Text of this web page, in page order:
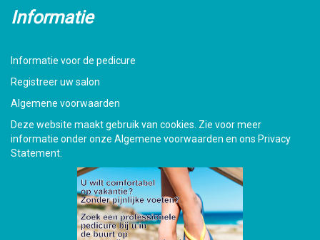
Informatie
Informatie voor de pedicure
Registreer uw salon
Algemene voorwaarden
Deze website maakt gebruik van cookies. Zie voor meer
informatie onder onze Algemene voorwaarden en ons Privacy
Statement.